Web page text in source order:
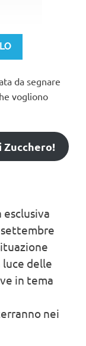
da segnare
vogliono
luce delle
in tema
nei